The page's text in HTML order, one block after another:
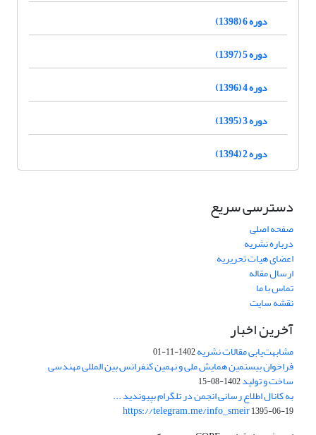
دوره 6 (1398)
دوره 5 (1397)
دوره 4 (1396)
دوره 3 (1395)
دوره 2 (1394)
دسترسی سریع
صفحه اصلی
درباره نشریه
اعضای هیات تحریریه
ارسال مقاله
تماس با ما
نقشه سایت
آخرین اخبار
مشابهت‌یابی مقالات نشریه1402-11-01
فراخوان بیستمین همایش ملی و نهمین کنفرانس بین المللی مهندسی
ساخت و تولید1402-08-15
به کانال اطلاع رسانی انجمن در تلگرام بپیوندید ...
https://telegram.me/info_smeir1395-06-19